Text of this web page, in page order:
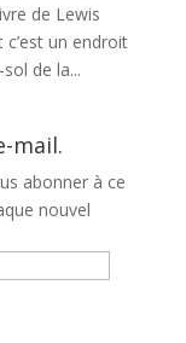
de Lewis
un endroit
de la...
mail.
abonner à ce
nouvel